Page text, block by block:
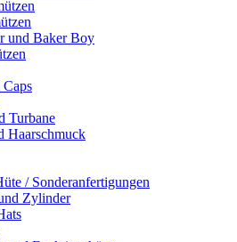
und Baker Boy
Caps
Turbane
Haarschmuck
/ Sonderanfertigungen
Zylinder